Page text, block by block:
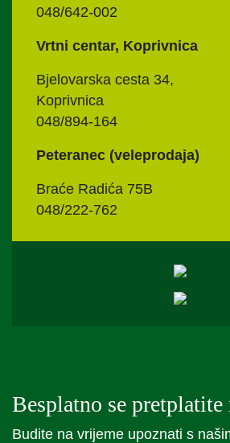
048/642-002
Vrtni centar, Koprivnica
Bjelovarska cesta 34,
Koprivnica
048/894-164
Peteranec (veleprodaja)
Braće Radića 75B
048/222-762
Besplatno se pretplatite
Budite na vrijeme upoznati s